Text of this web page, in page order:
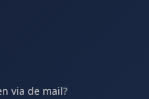
via de mail?